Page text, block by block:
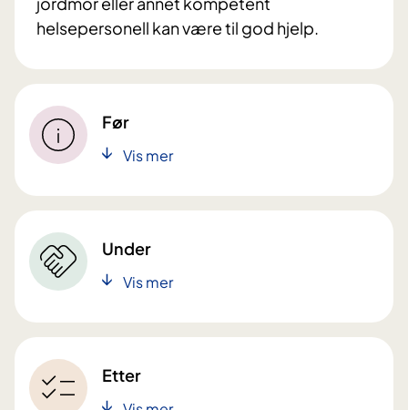
helsepersonell kan være til god hjelp.
Før
Vis mer
Under
Vis mer
Etter